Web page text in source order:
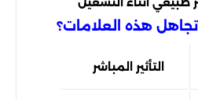
هذه العلامات؟
التأثير المباشر